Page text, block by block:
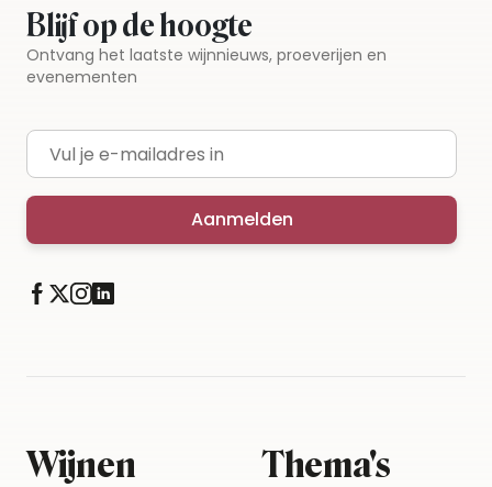
Blijf op de hoogte
Ontvang het laatste wijnnieuws, proeverijen en
evenementen
E-mailadres
Aanmelden
Wijnen Thema's